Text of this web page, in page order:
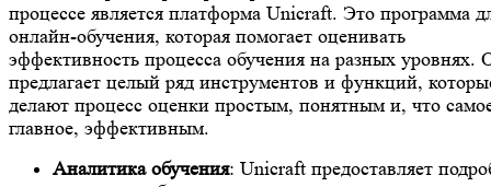
процессе является платформа Unicraft. Это программа
онлайн-обучения, которая помогает оценивать
эффективность процесса обучения на разных уровнях.
предлагает целый ряд инструментов и функций,
делают процесс оценки простым, понятным и, что
главное, эффективным.
Аналитика обучения: Unicraft предоставляет